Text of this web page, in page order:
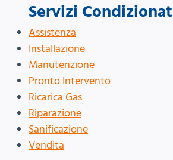
Servizi
Assistenza
Installazione
Manutenzione
Pronto Intervento
Ricarica Gas
Riparazione
Sanificazione
Vendita